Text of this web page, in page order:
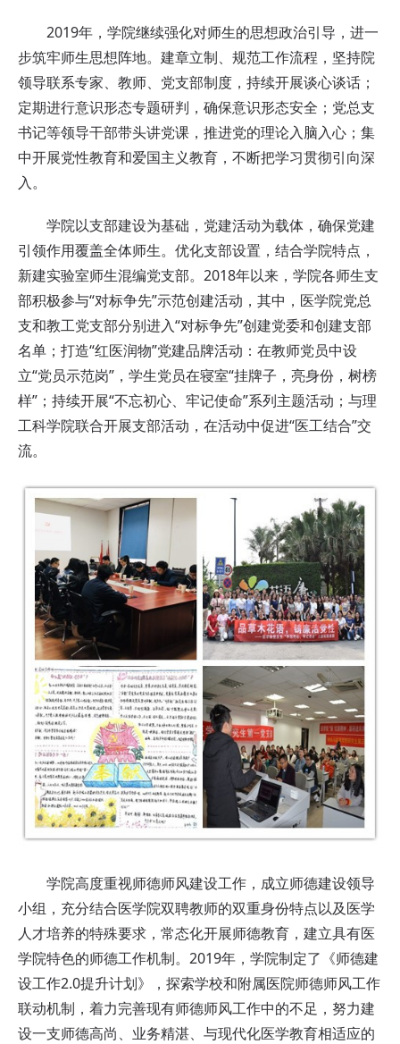
2019年，学院继续强化对师生的思想政治引导，进一
步筑牢师生思想阵地。建章立制、规范工作流程，坚持院
领导联系专家、教师、党支部制度，持续开展谈心谈话；
定期进行意识形态专题研判，确保意识形态安全；党总支
书记等领导干部带头讲党课，推进党的理论入脑入心；集
中开展党性教育和爱国主义教育，不断把学习贯彻引向深
入。
学院以支部建设为基础，党建活动为载体，确保党建
引领作用覆盖全体师生。优化支部设置，结合学院特点，
新建实验室师生混编党支部。2018年以来，学院各师生支
部积极参与“对标争先”示范创建活动，其中，医学院党总
支和教工党支部分别进入“对标争先”创建党委和创建支部
名单；打造“红医润物”党建品牌活动：在教师党员中设
立“党员示范岗”，学生党员在寝室“挂牌子，亮身份，树榜
样”；持续开展“不忘初心、牢记使命”系列主题活动；与理
工科学院联合开展支部活动，在活动中促进“医工结合”交
流。
学院高度重视师德师风建设工作，成立师德建设领导
小组，充分结合医学院双聘教师的双重身份特点以及医学
人才培养的特殊要求，常态化开展师德教育，建立具有医
学院特色的师德工作机制。2019年，学院制定了《师德建
设工作2.0提升计划》，探索学校和附属医院师德师风工作
联动机制，着力完善现有师德师风工作中的不足，努力建
设一支师德高尚、业务精湛、与现代化医学教育相适应的